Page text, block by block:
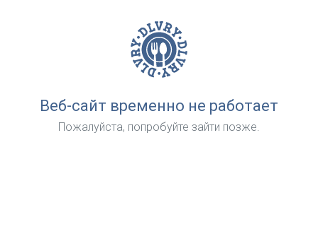
Веб-сайт временно не работает
Пожалуйста, попробуйте зайти позже.